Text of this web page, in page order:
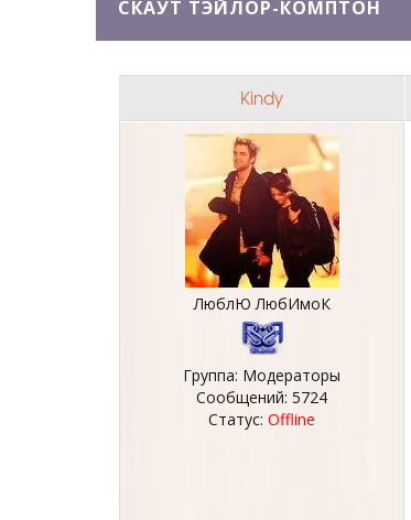
СКАУТ ТЭЙЛОР-КОМПТОН
Kindy
ЛюблЮ ЛюбИмоК
Группа: Модераторы
Сообщений: 5724
Статус: Offline